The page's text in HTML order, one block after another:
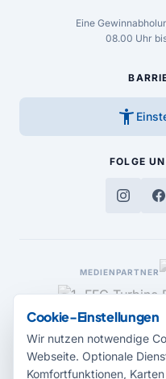
Eine
08.00 Uhr
accessibility_new
FOLGE
MEDIENPARTNER
Cookie-Einstellungen
Wir nutzen notwendige
Webseite. Optionale
Komfortfunktionen,